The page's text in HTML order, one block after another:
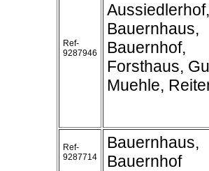
Ref-
9287946
Aussiedlerhof,
Bauernhaus,
Bauernhof,
Forsthaus,
Muehle,
Ref-
9287714
Bauernhaus,
Bauernhof